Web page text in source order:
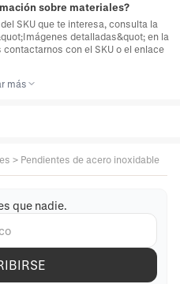
sobre materiales?
SKU que te interesa, consulta la
detalladas&quot; en la
con el SKU o el enlace
más
> Pendientes de acero inoxidable
que nadie.